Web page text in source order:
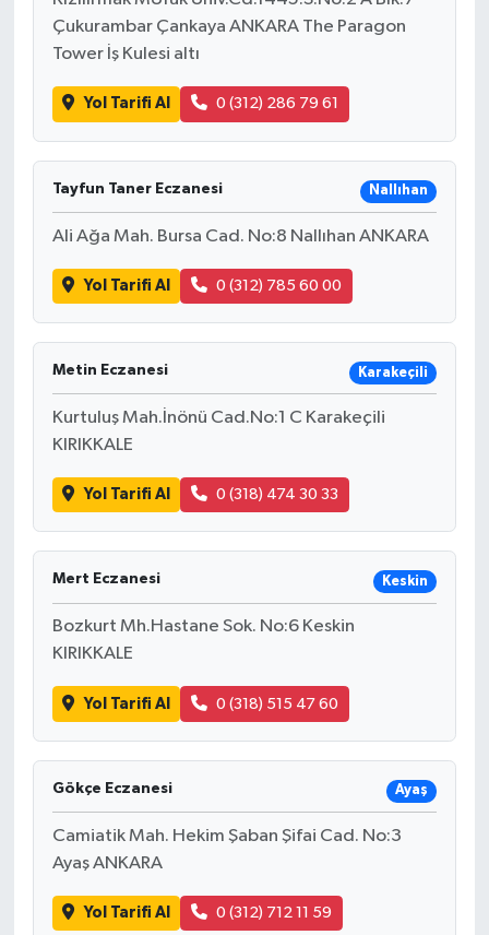
Çukurambar Çankaya ANKARA The Paragon
Tower İş Kulesi altı
Yol Tarifi Al 0 (312) 286 79 61
Tayfun Taner Eczanesi Nallıhan
Ali Ağa Mah. Bursa Cad. No:8 Nallıhan ANKARA
Yol Tarifi Al 0 (312) 785 60 00
Metin Eczanesi Karakeçili
Kurtuluş Mah.İnönü Cad.No:1 C Karakeçili
KIRIKKALE
Yol Tarifi Al 0 (318) 474 30 33
Mert Eczanesi Keskin
Bozkurt Mh.Hastane Sok. No:6 Keskin
KIRIKKALE
Yol Tarifi Al 0 (318) 515 47 60
Gökçe Eczanesi Ayaş
Camiatik Mah. Hekim Şaban Şifai Cad. No:3
Ayaş ANKARA
Yol Tarifi Al 0 (312) 712 11 59